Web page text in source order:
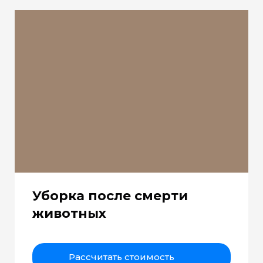
Уборка после смерти
животных
Рассчитать стоимость